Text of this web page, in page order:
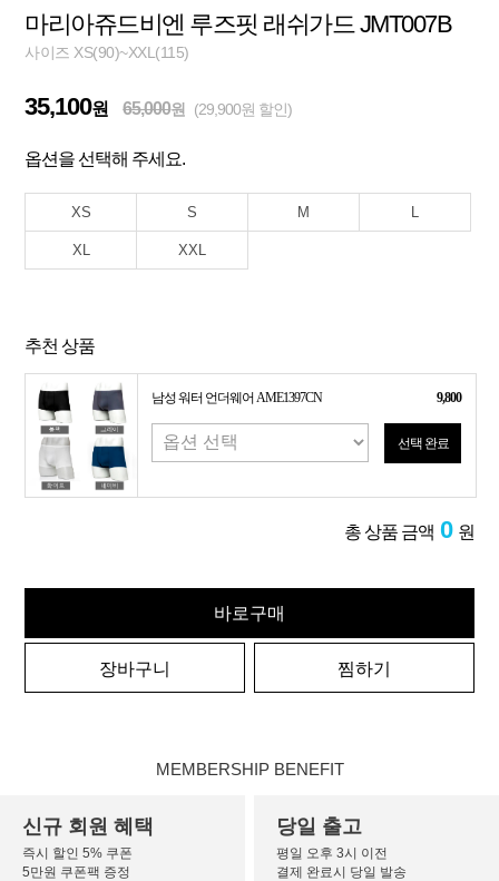
마리아쥬드비엔 루즈핏 래쉬가드 JMT007B
사이즈 XS(90)~XXL(115)
35,100원 65,000원 (29,900원 할인)
옵션을 선택해 주세요.
XS S M L
XL XXL
추천 상품
남성 워터 언더웨어 AME1397CN 9,800
선택 완료
총 상품 금액 0 원
바로구매
장바구니 찜하기
MEMBERSHIP BENEFIT
신규 회원 혜택
즉시 할인 5% 쿠폰
5만원 쿠폰팩 증정
당일 출고
평일 오후 3시 이전
결제 완료시 당일 발송